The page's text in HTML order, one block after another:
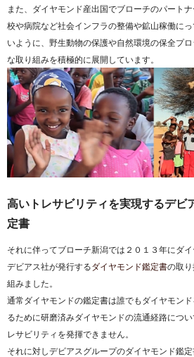
また、ダイヤモンド産出国でブローチのパート
校や病院など社会インフラの整備や鉱山稼働に
いように、野生動物の保護や自然環境の保全プ
な取り組みを積極的に展開しています。
高いトレサビリティを実現するデビ
定書
それに伴ってブローチ新潟では２０１３年にダ
デビアス社が発行するダイヤモンド鑑定書の取
組みました。
通常ダイヤモンドの鑑定書は誰でもダイヤモン
るために研磨済みダイヤモンドの流通経路につ
レサビリティを発揮できません。
それに対しデビアスグループのダイヤモンド鑑